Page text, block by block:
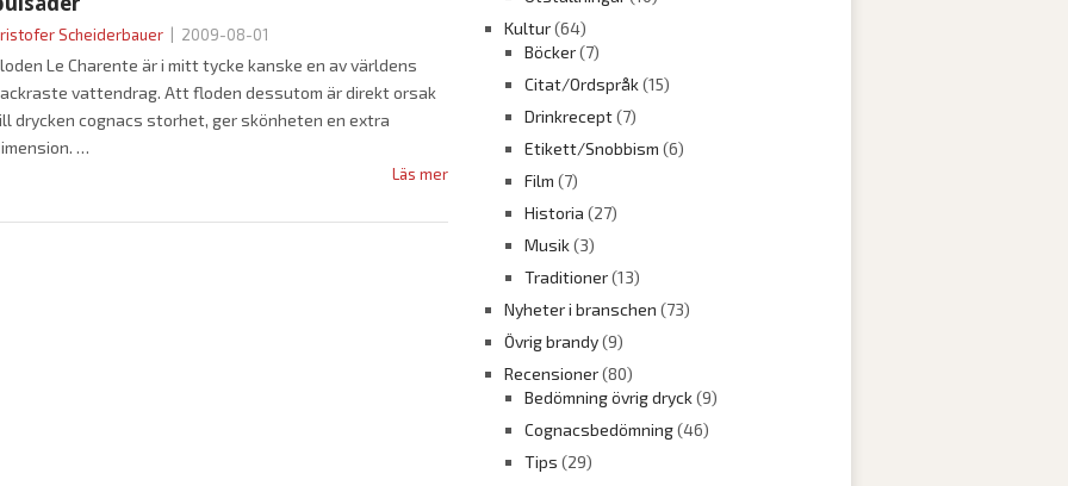
Scheiderbauer | 2009-08-01
Le Charente är i mitt tycke kanske en av världens
vattendrag. Att floden dessutom är direkt orsak
drycken cognacs storhet, ger skönheten en extra
Läs mer
Kultur(64)
Böcker(7)
Citat/Ordspråk(15)
Drinkrecept(7)
Etikett/Snobbism (6)
Film (7)
Historia (27)
Musik(3)
Traditioner(13)
Nyheter i branschen (73)
Övrig brandy(9)
Recensioner(80)
Bedömning övrig dryck(9)
Cognacsbedömning(46)
Tips (29)